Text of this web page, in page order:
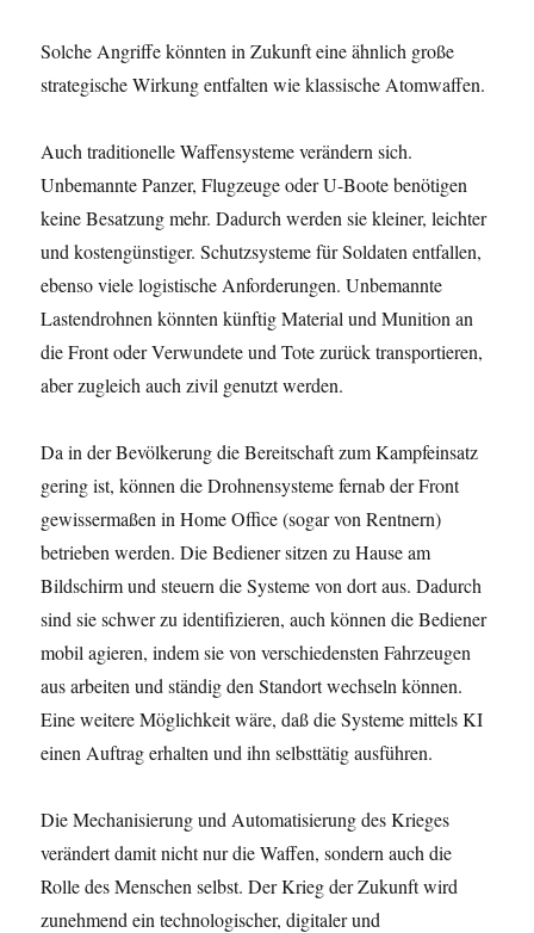
Solche Angriffe könnten in Zukunft eine ähnlich große
strategische Wirkung entfalten wie klassische Atomwaffen.
Auch traditionelle Waffensysteme verändern sich.
Unbemannte Panzer, Flugzeuge oder U-Boote benötigen
keine Besatzung mehr. Dadurch werden sie kleiner, leichter
und kostengünstiger. Schutzsysteme für Soldaten entfallen,
ebenso viele logistische Anforderungen. Unbemannte
Lastendrohnen könnten künftig Material und Munition an
die Front oder Verwundete und Tote zurück transportieren,
aber zugleich auch zivil genutzt werden.
Da in der Bevölkerung die Bereitschaft zum Kampfeinsatz
gering ist, können die Drohnensysteme fernab der Front
gewissermaßen in Home Office (sogar von Rentnern)
betrieben werden. Die Bediener sitzen zu Hause am
Bildschirm und steuern die Systeme von dort aus. Dadurch
sind sie schwer zu identifizieren, auch können die Bediener
mobil agieren, indem sie von verschiedensten Fahrzeugen
aus arbeiten und ständig den Standort wechseln können.
Eine weitere Möglichkeit wäre, daß die Systeme mittels KI
einen Auftrag erhalten und ihn selbsttätig ausführen.
Die Mechanisierung und Automatisierung des Krieges
verändert damit nicht nur die Waffen, sondern auch die
Rolle des Menschen selbst. Der Krieg der Zukunft wird
zunehmend ein technologischer, digitaler und